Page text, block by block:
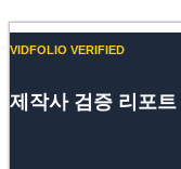
VIDFOLIO VERIFIED
제작사 검증 리포트